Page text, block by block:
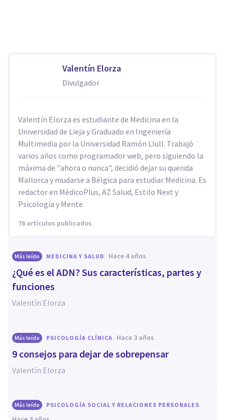
Valentín Elorza
Divulgador
Valentín Elorza es estudiante de Medicina en la
Universidad de Lieja y Graduado en Ingeniería
Multimedia por la Universidad Ramón Llull. Trabajó
varios años como programador web, pero siguiendo la
máxima de "ahora o nunca", decidió dejar su querida
Mallorca y mudarse a Bélgica para estudiar Medicina. Es
redactor en MédicoPlus, AZ Salud, Estilo Next y
Psicología y Mente.
76 artículos publicados
Más leído MEDICINA Y SALUD hace 4 años
¿Qué es el ADN? Sus características, partes y
funciones
Valentín Elorza
Más leído PSICOLOGÍA CLÍNICA hace 3 años
9 consejos para dejar de sobrepensar
Valentín Elorza
Más leído PSICOLOGÍA SOCIAL Y RELACIONES PERSONALES